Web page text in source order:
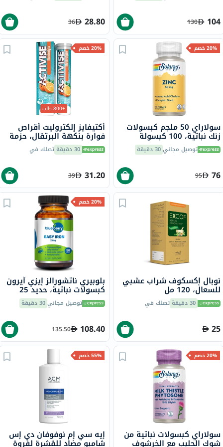
104
130
28.80
36
20% خصم
سولاراي 50 ملجم كبسولات
زنك نباتية، 100 كبسولة
توصيل مجاني30 دقيقة
76
95
20% خصم
+800 طلب
أكتيفايز إلكتروليت أقراص
فوارة بنكهة البرتقال، حزمة
من 20 30 دقيقة تصلك في
31.20
39
نوبال إكسكوف شراب عشبي
للسعال، 120 مل
30 دقيقة تصلك في
25
20% خصم
بلوبيري ناتشورالز إيزي آيرون
كبسولات نباتية، حديد 25
ملجم، 90 قطعة B0265توصيل مجاني30 دقيقة
108.40
135.50
20% خصم
سولاراي كبسولات نباتية من
شوك الحليب مع الخرشوف
55% خصم
إيه سي إم نوفوفان دي إس
شامبو مضاد للقشرة لفروة